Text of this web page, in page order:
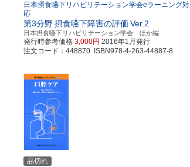
日本摂食嚥下リハビリテーション学会eラーニング対
応
第3分野摂食嚥下障害の評価 Ver.2
日本摂食嚥下リハビリテーション学会 ほか編
発行時参考価格3,000円 2016年1月発行
注文コード：448870 ISBN978-4-263-44887-8
品切れ